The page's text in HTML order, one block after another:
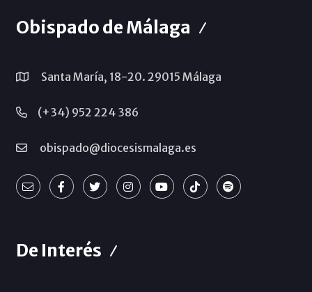
Obispado de Málaga
Santa María, 18-20. 29015 Málaga
(+34) 952 224 386
obispado@diocesismalaga.es
De Interés